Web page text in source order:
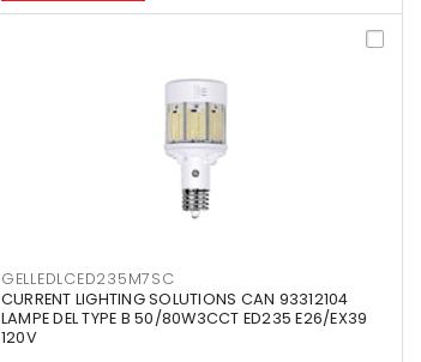
GELLEDLCED235M7SC
CURRENT LIGHTING SOLUTIONS CAN 93312104
LAMPE DEL TYPE B 50/80W3CCT ED235 E26/EX39
120V